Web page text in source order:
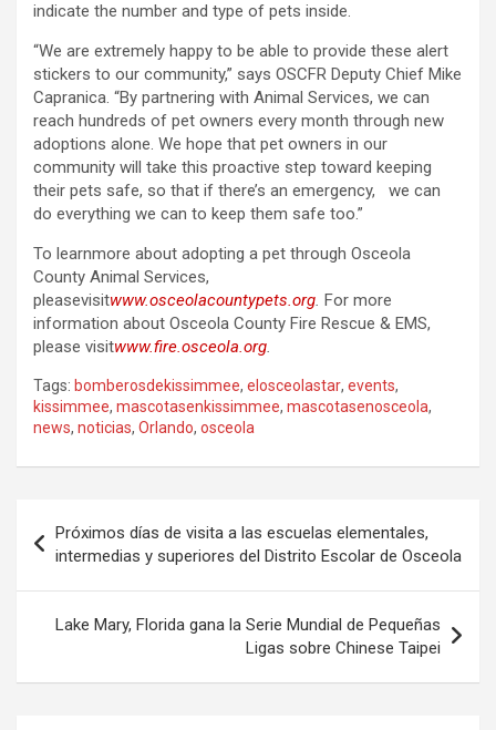
indicate the number and type of pets inside.
“We are extremely happy to be able to provide these alert
stickers to our community,” says OSCFR Deputy Chief Mike
Capranica. “By partnering with Animal Services, we can
reach hundreds of pet owners every month through new
adoptions alone. We hope that pet owners in our
community will take this proactive step toward keeping
their pets safe, so that if there’s an emergency, we can
do everything we can to keep them safe too.”
To learnmore about adopting a pet through Osceola
County Animal Services,
pleasevisitwww.osceolacountypets.org. For more
information about Osceola County Fire Rescue & EMS,
please visitwww.fire.osceola.org.
Tags: bomberosdekissimmee, elosceolastar, events,
kissimmee, mascotasenkissimmee, mascotasenosceola,
news, noticias, Orlando, osceola
s
a
Próximos días de visita a las escuelas elementales,
intermedias y superiores del Distrito Escolar de Osceola
Lake Mary, Florida gana la Serie Mundial de Pequeñas
Ligas sobre Chinese Taipei